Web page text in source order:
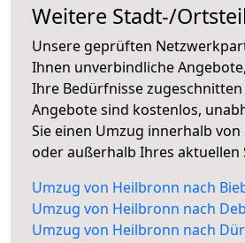
Weitere Stadt-/
Unsere geprüften
Ihnen unverbindliche
Ihre Bedürfnisse zugeschnitten
Angebote sind kostenlos,
Sie einen Umzug innerhalb von
oder außerhalb Ihres aktuellen
Umzug von Heilbronn nach
Umzug von Heilbronn nach
Umzug von Heilbronn nach